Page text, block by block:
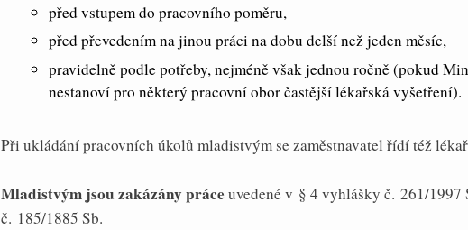
před vstupem do pracovního poměru,
před převedením na jinou práci na dobu delší než jeden měsíc,
pravidelně podle potřeby, nejméně však jednou ročně (pokud
nestanoví pro některý pracovní obor častější lékařská vyšetření).
Při ukládání pracovních úkolů mladistvým se zaměstnavatel řídí též
Mladistvým jsou zakázány práce uvedené v § 4 vyhlášky č. 261/1997
č. 185/1885 Sb.